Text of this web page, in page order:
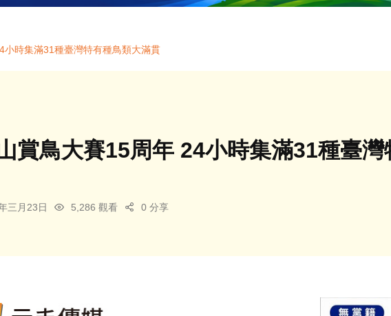
時集滿31種臺灣特有種鳥類大滿貫
賞鳥大賽15周年 24小時集滿31種臺
三月23日 5,286 觀看 0 分享